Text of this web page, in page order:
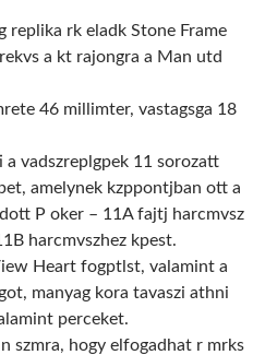
replika rk eladk Stone Frame
a kt rajongra a Man utd
46 millimter, vastagsga 18
a vadszreplgpek 11 sorozatt
amelynek kzppontjban ott a
P oker – 11A fajtj harcmvsz
harcmvszhez kpest.
Heart fogptlst, valamint a
manyag kora tavaszi athni
perceket.
szmra, hogy elfogadhat r mrks